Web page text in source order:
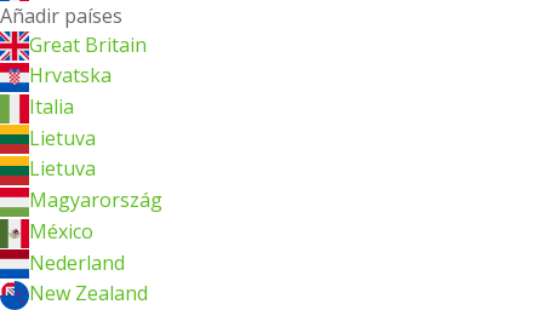
Añadir países
Great Britain
Hrvatska
Italia
Lietuva
Lietuva
Magyarország
México
Nederland
New Zealand